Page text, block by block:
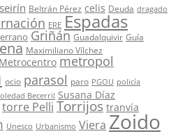
Beltrán Pérez celis Deuda dragado
ERE Espadas
Griñán Guadalquivir Guía
Maximiliano Vílchez
Metrocentro metropol
ocio parasol paro PGOU policía
Becerril Susana Díaz
torre Pelli Torrijos tranvía
Unesco Urbanismo Viera Zoido